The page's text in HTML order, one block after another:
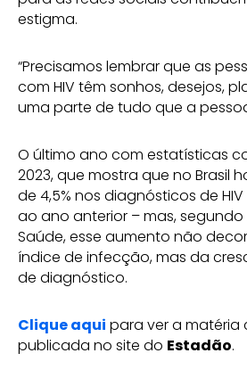
estigma.
“Precisamos lembrar que as
com HIV têm sonhos, desejos,
uma parte de tudo que a pessoa
O último ano com estatísticas
2023, que mostra que no Brasil
de 4,5% nos diagnósticos de
ao ano anterior – mas, segundo
Saúde, esse aumento não
índice de infecção, mas da
de diagnóstico.
Clique aqui para ver a matéria
publicada no site do Estadão.